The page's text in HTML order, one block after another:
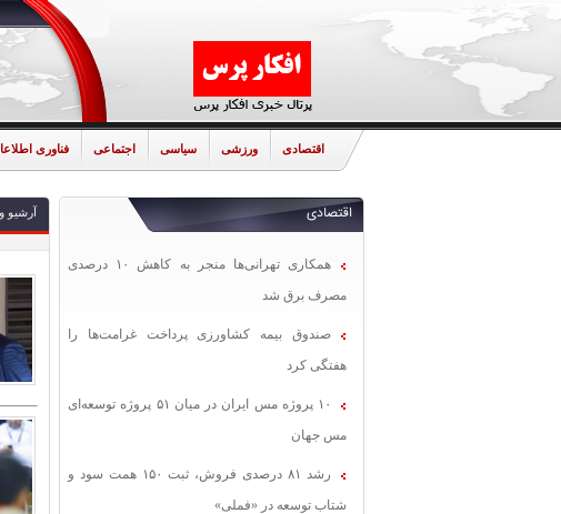
اقتصادی ورزشی سیاسی اجتماعی فناوری
اقتصادی
همکاری تهرانی‌ها منجر به کاهش ۱۰ درصدی
مصرف برق شد
صندوق بیمه کشاورزی پرداخت غرامت‌ها را
هفتگی کرد
۱۰ پروژه مس ایران در میان ۵۱ پروژه توسعه‌ای
مس جهان
رشد ۸۱ درصدی فروش، ثبت ۱۵۰ همت سود و
شتاب توسعه در «فملی»
آرشیو